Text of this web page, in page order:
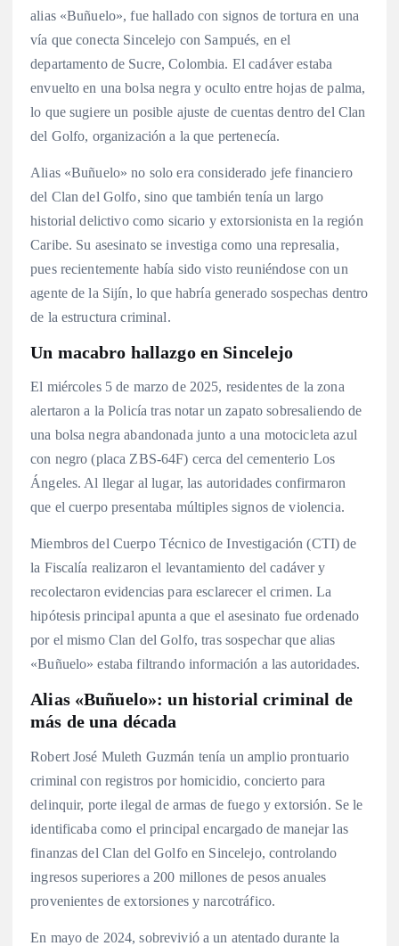
alias «Buñuelo», fue hallado con signos de tortura en una
vía que conecta Sincelejo con Sampués, en el
departamento de Sucre, Colombia. El cadáver estaba
envuelto en una bolsa negra y oculto entre hojas de palma,
lo que sugiere un posible ajuste de cuentas dentro del Clan
del Golfo, organización a la que pertenecía.
Alias «Buñuelo» no solo era considerado jefe financiero
del Clan del Golfo, sino que también tenía un largo
historial delictivo como sicario y extorsionista en la región
Caribe. Su asesinato se investiga como una represalia,
pues recientemente había sido visto reuniéndose con un
agente de la Sijín, lo que habría generado sospechas dentro
de la estructura criminal.
Un macabro hallazgo en Sincelejo
El miércoles 5 de marzo de 2025, residentes de la zona
alertaron a la Policía tras notar un zapato sobresaliendo de
una bolsa negra abandonada junto a una motocicleta azul
con negro (placa ZBS-64F) cerca del cementerio Los
Ángeles. Al llegar al lugar, las autoridades confirmaron
que el cuerpo presentaba múltiples signos de violencia.
Miembros del Cuerpo Técnico de Investigación (CTI) de
la Fiscalía realizaron el levantamiento del cadáver y
recolectaron evidencias para esclarecer el crimen. La
hipótesis principal apunta a que el asesinato fue ordenado
por el mismo Clan del Golfo, tras sospechar que alias
«Buñuelo» estaba filtrando información a las autoridades.
Alias «Buñuelo»: un historial criminal de
más de una década
Robert José Muleth Guzmán tenía un amplio prontuario
criminal con registros por homicidio, concierto para
delinquir, porte ilegal de armas de fuego y extorsión. Se le
identificaba como el principal encargado de manejar las
finanzas del Clan del Golfo en Sincelejo, controlando
ingresos superiores a 200 millones de pesos anuales
provenientes de extorsiones y narcotráfico.
En mayo de 2024, sobrevivió a un atentado durante la